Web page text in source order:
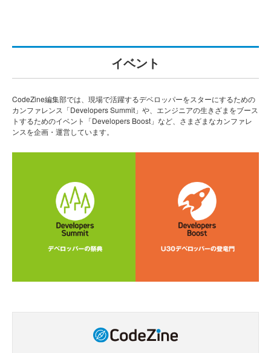
イベント
CodeZine編集部では、現場で活躍するデベロッパーをスターにするための
カンファレンス「Developers Summit」や、エンジニアの生きざまをブース
トするためのイベント「Developers Boost」など、さまざまなカンファレ
ンスを企画・運営しています。